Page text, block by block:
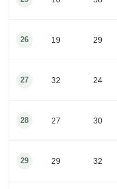
26 19 29
27 32 24
28 27 30
29 29 32